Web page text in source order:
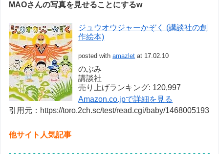
MAOさんの写真を見せることにするw
ジュウオウジャーかぞく (講談社の創
作絵本)
posted withamazlet at 17.02.10
のぶみ
講談社
売り上げランキング: 120,997
Amazon.co.jpで詳細を見る
引用元：https://toro.2ch.sc/test/read.cgi/baby/1468005193
他サイト人気記事